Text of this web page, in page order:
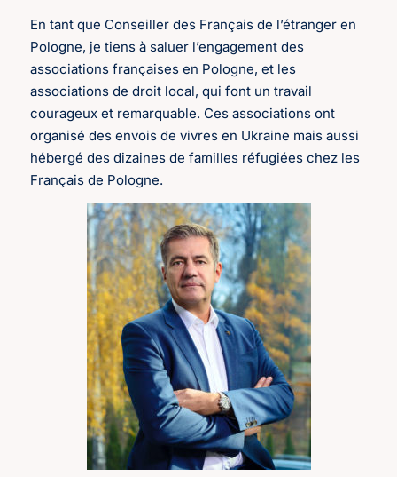
En tant que Conseiller des Français de l’étranger en
Pologne, je tiens à saluer l’engagement des
associations françaises en Pologne, et les
associations de droit local, qui font un travail
courageux et remarquable. Ces associations ont
organisé des envois de vivres en Ukraine mais aussi
hébergé des dizaines de familles réfugiées chez les
Français de Pologne.